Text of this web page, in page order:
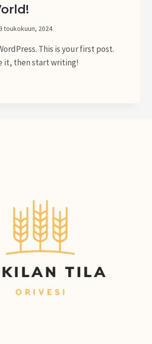
toukokuun, 2024
This is your first post.
it, then start writing!